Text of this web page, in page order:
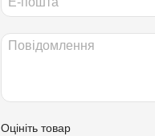
Оцініть товар